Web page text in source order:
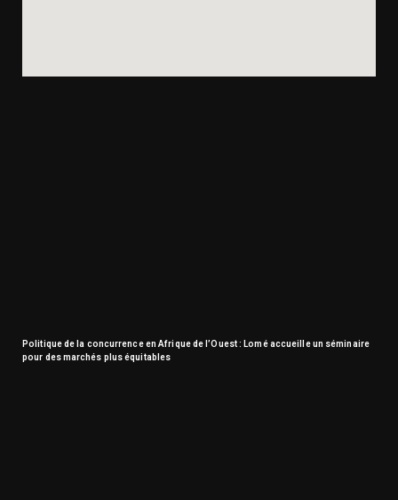
Politique de la concurrence en Afrique de l’Ouest : Lomé accueille un séminaire
pour des marchés plus équitables